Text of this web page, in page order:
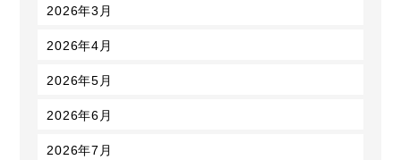
2026年3月
2026年4月
2026年5月
2026年6月
2026年7月